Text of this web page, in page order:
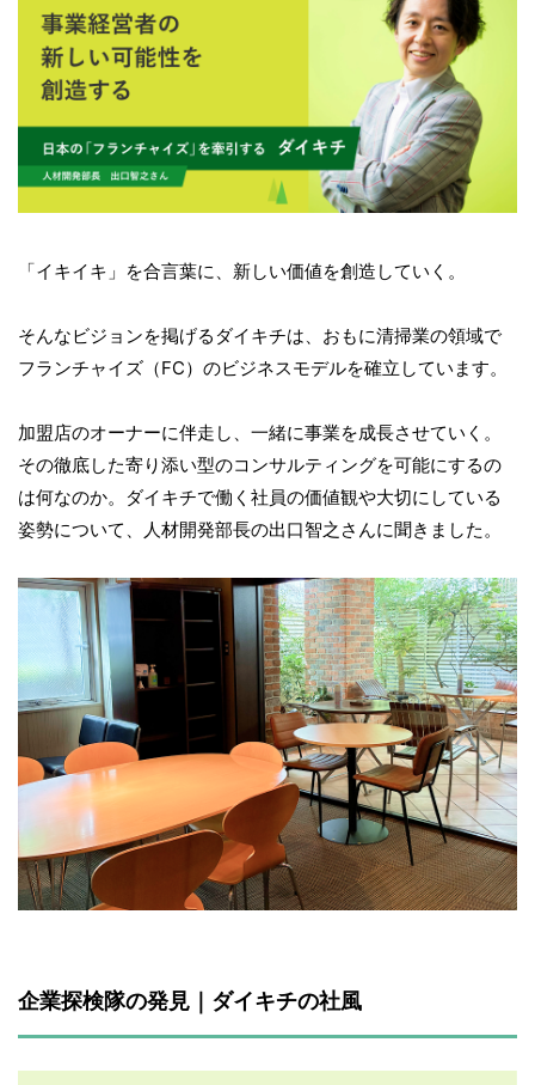
「イキイキ」を合言葉に、新しい価値を創造していく。
そんなビジョンを掲げるダイキチは、おもに清掃業の領域で
フランチャイズ（FC）のビジネスモデルを確立しています。
加盟店のオーナーに伴走し、一緒に事業を成長させていく。
その徹底した寄り添い型のコンサルティングを可能にするの
は何なのか。ダイキチで働く社員の価値観や大切にしている
姿勢について、人材開発部長の出口智之さんに聞きました。
企業探検隊の発見｜ダイキチの社風